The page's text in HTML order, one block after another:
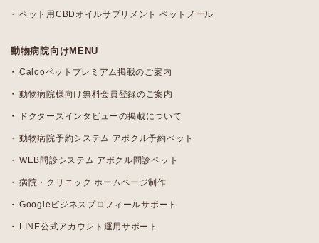
ペット用CBDオイルサプリメント ペットノール
動物病院向けMENU
Calooペットプレミアム掲載のご案内
動物病院様向け無料会員登録のご案内
ドクターズインタビューの掲載について
動物病院予約システム アポクル予約ペット
WEB問診システム アポクル問診ペット
病院・クリニック ホームページ制作
Googleビジネスプロフィールサポート
LINE公式アカウント運用サポート